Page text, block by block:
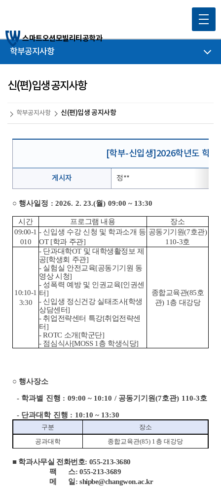
스마트오션모빌리티공학과
학부공지사항
신(편)입생 공지사항
학부공지사항 신(편)입생 공지사항
[학부-신입생]2026학년도 학
게시자 정**
○ 행사일정 : 2026. 2. 23.(월) 09:00 ~ 13:30
시간 프로그램 내용
장소
09:00-1
010
- 신입생 수강 신청 및 학과소개 등
OT [학과 주관]
공동기기원(7호관)
110-3호
10:10-1
3:30
- 단과대학OT 및 대학생활정보 제
공[학생회 주관]
- 실험실 안전교육[공동기기원 동
영상 시청]
- 성폭력 예방 및 인권교육[인권센
터]
- 신입생 정신건강 실태조사[학생
상담센터]
- 취업전략센터 특강[취업전략센
터]
- ROTC 소개[학군단]
- 점심식사[MOSS 1층 학생식당]
종합교육관(85호
관) 1층 대강당
○ 행사장소
- 학과별 진행 : 09:00 ~ 10:10 /공동기기원(7호관) 110-3호
- 단과대학 진행 : 10:10 ~ 13:30
구분
장소
공과대학
종합교육관(85) 1 층 대강당
■ 학과사무실 전화번호: 055-213-3680
팩 스: 055-213-3689
메 일: shipbe@changwon.ac.kr